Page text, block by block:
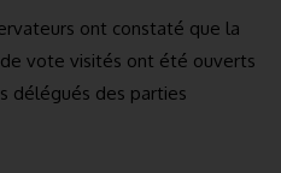
ont constaté que la
vote visités ont été ouverts
délégués des parties